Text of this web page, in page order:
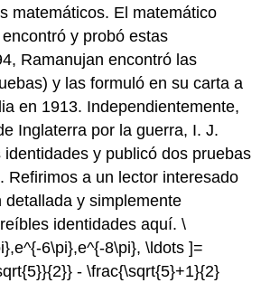
matemáticos. El matemático
y probó estas
Ramanujan encontró las
y las formuló en su carta a
en 1913. Independientemente,
Inglaterra por la guerra, I. J.
y publicó dos pruebas
Refirimos a un lector interesado
detallada y simplemente
identidades aquí.\
6\pi},e^{-8\pi}, \ldots ]=
- \frac{\sqrt{5}+1}{2}